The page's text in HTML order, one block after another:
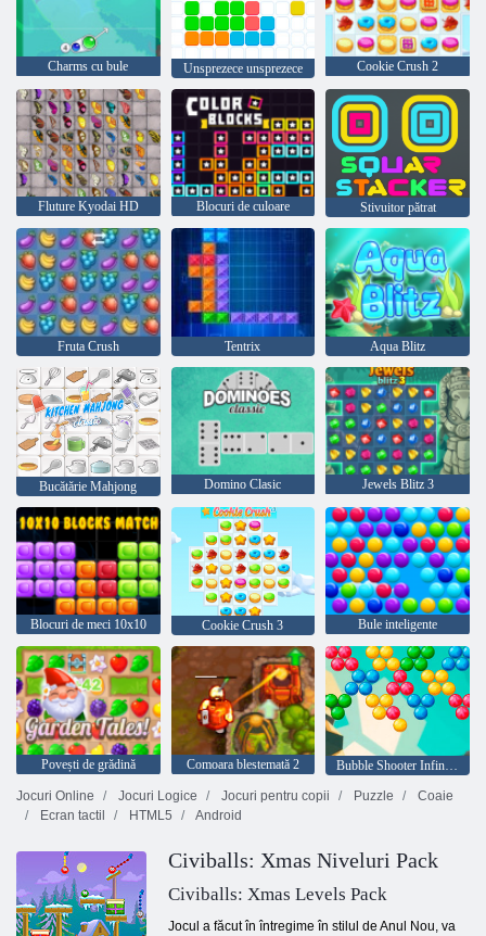
Charms cu bule Unsprezece unsprezece Cookie Crush 2
Fluture Kyodai HD Blocuri de culoare Stivuitor pătrat
Fruta Crush Tentrix Aqua Blitz
Bucătărie Mahjong Domino Clasic Jewels Blitz 3
Blocuri de meci 10x10 Cookie Crush 3 Bule inteligente
Povești de grădină Comoara blestemată 2
Bubble Shooter Infinitului
Jocuri Online
Jocuri Logice Jocuri pentru copii Puzzle
Coaie
Ecran tactil
HTML5 Android
Civiballs: Xmas Niveluri Pack
Civiballs: Xmas Levels Pack
Jocul a făcut în întregime în stilul de Anul Nou, va